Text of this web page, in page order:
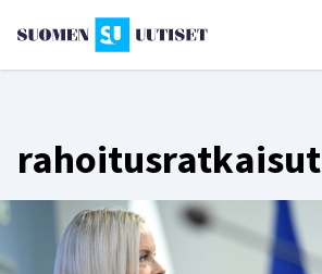
rahoitusratkaisut